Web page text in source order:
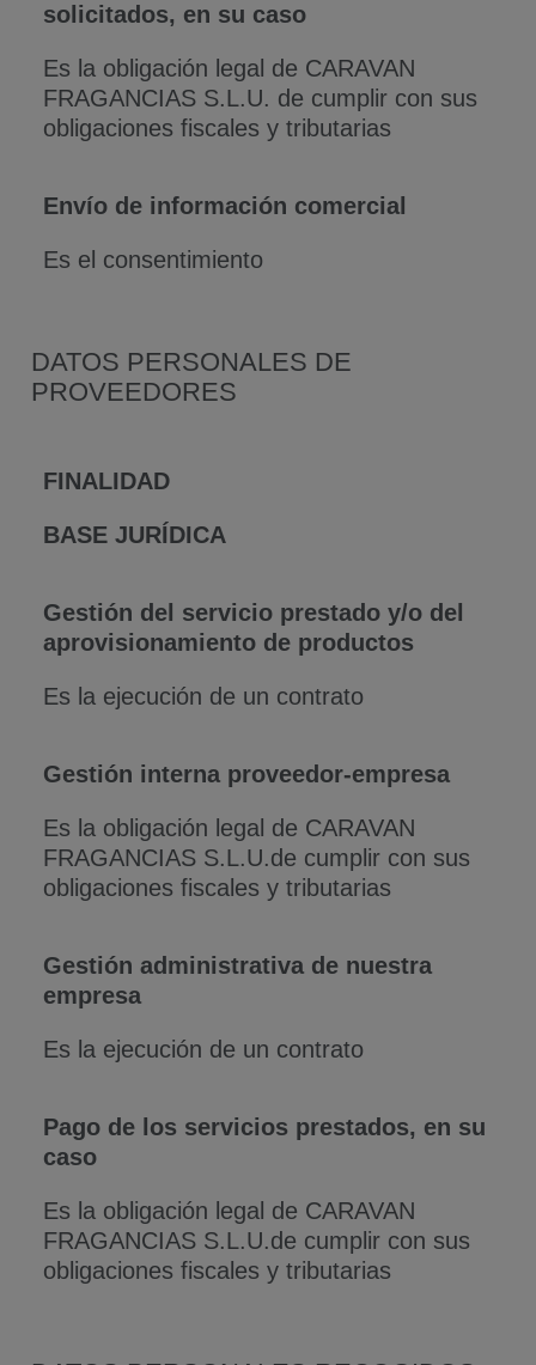
solicitados, en su caso
Es la obligación legal de CARAVAN
FRAGANCIAS S.L.U. de cumplir con sus
obligaciones fiscales y tributarias
Envío de información comercial
Es el consentimiento
DATOS PERSONALES DE
PROVEEDORES
FINALIDAD
BASE JURÍDICA
Gestión del servicio prestado y/o del
aprovisionamiento de productos
Es la ejecución de un contrato
Gestión interna proveedor-empresa
Es la obligación legal de CARAVAN
FRAGANCIAS S.L.U.de cumplir con sus
obligaciones fiscales y tributarias
Gestión administrativa de nuestra
empresa
Es la ejecución de un contrato
Pago de los servicios prestados, en su
caso
Es la obligación legal de CARAVAN
FRAGANCIAS S.L.U.de cumplir con sus
obligaciones fiscales y tributarias